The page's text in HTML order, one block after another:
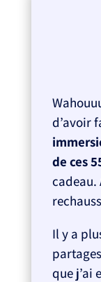
d’avoir
de ces
cadeau.
Il y a
que j’ai